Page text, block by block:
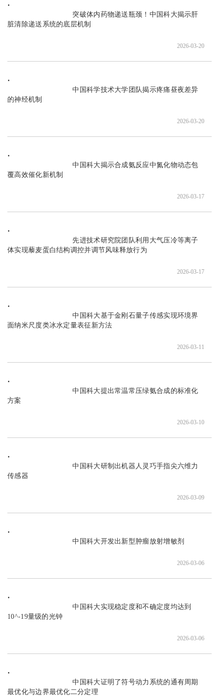
脏清除递送系统的底层机制
2026-03-20
                               中国科学技术大学团队揭示疼痛昼夜差异
的神经机制
2026-03-20
                               中国科大揭示合成氨反应中氮化物动态包
覆高效催化新机制
2026-03-17
                               先进技术研究院团队利用大气压冷等离子
体实现藜麦蛋白结构调控并调节风味释放行为
2026-03-17
                               中国科大基于金刚石量子传感实现环境界
面纳米尺度类冰水定量表征新方法
2026-03-11
                               中国科大提出常温常压绿氨合成的标准化
方案
2026-03-10
                               中国科大研制出机器人灵巧手指尖六维力
传感器
2026-03-09
                               中国科大开发出新型肿瘤放射增敏剂
2026-03-06
                               中国科大实现稳定度和不确定度均达到
10^-19​量级的光钟
2026-03-06
                               中国科大证明了符号动力系统的通有周期
最优化与边界最优化二分定理